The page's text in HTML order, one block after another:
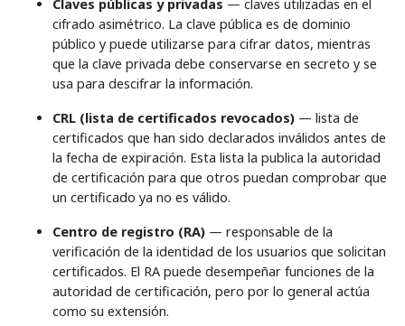
Claves públicas y privadas — claves utilizadas en el
cifrado asimétrico. La clave pública es de dominio
público y puede utilizarse para cifrar datos, mientras
que la clave privada debe conservarse en secreto y se
usa para descifrar la información.
CRL (lista de certificados revocados) — lista de
certificados que han sido declarados inválidos antes de
la fecha de expiración. Esta lista la publica la autoridad
de certificación para que otros puedan comprobar que
un certificado ya no es válido.
Centro de registro (RA) — responsable de la
verificación de la identidad de los usuarios que solicitan
certificados. El RA puede desempeñar funciones de la
autoridad de certificación, pero por lo general actúa
como su extensión.